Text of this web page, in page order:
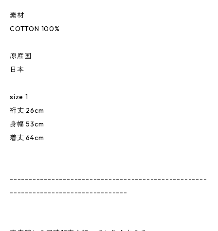
素材
COTTON 100%
原産国
日本
size 1
裄丈 26cm
身幅 53cm
着丈 64cm
----------------------------------------------------
-------------------------------